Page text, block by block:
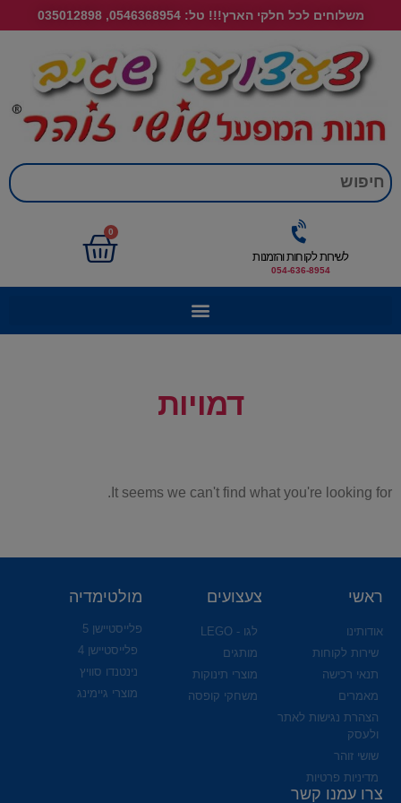
משלוחים לכל חלקי הארץ!!! טל: 0546368954, 035012898
לשירות לקוחות והזמנות
054-636-8954
0
דמויות
It seems we can't find what you're looking for.
ראשי
אודותינו
שירות לקוחות
תנאי רכישה
מאמרים
הצהרת נגישות לאתר
ולעסק
שושי זוהר
מדיניות פרטיות
צעצועים
לגו - LEGO
מותגים
מוצרי תינוקות
משחקי קופסה
מולטימדיה
פלייסטיישן 5
פלייסטיישן 4
נינטנדו סוויץ
מוצרי גיימינג
צרו עמנו קשר